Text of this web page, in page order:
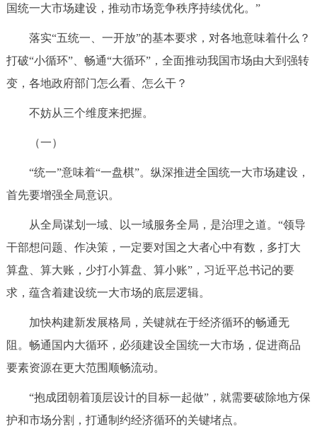
国统一大市场建设，推动市场竞争秩序持续优化。”
落实“五统一、一开放”的基本要求，对各地意味着什么？
打破“小循环”、畅通“大循环”，全面推动我国市场由大到强转
变，各地政府部门怎么看、怎么干？
不妨从三个维度来把握。
（一）
“统一”意味着“一盘棋”。纵深推进全国统一大市场建设，
首先要增强全局意识。
从全局谋划一域、以一域服务全局，是治理之道。“领导
干部想问题、作决策，一定要对国之大者心中有数，多打大
算盘、算大账，少打小算盘、算小账”，习近平总书记的要
求，蕴含着建设统一大市场的底层逻辑。
加快构建新发展格局，关键就在于经济循环的畅通无
阻。畅通国内大循环，必须建设全国统一大市场，促进商品
要素资源在更大范围顺畅流动。
“抱成团朝着顶层设计的目标一起做”，就需要破除地方保
护和市场分割，打通制约经济循环的关键堵点。